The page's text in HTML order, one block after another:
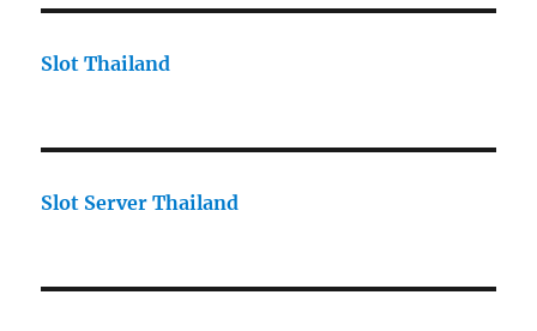
Slot Thailand
Slot Server Thailand